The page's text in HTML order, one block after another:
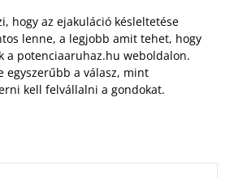
hogy az ejakuláció késleltetése
lenne, a legjobb amit tehet, hogy
a potenciaaruhaz.hu weboldalon.
egyszerűbb a válasz, mint
kell felvállalni a gondokat.